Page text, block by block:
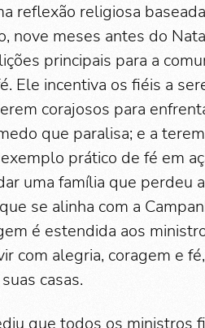
reflexão religiosa
nove meses antes do
principais para a
Ele incentiva os fiéis a
corajosos para
que paralisa; e a
prático de fé em
uma família que perdeu
se alinha com a
é estendida aos
com alegria, coragem e
casas.